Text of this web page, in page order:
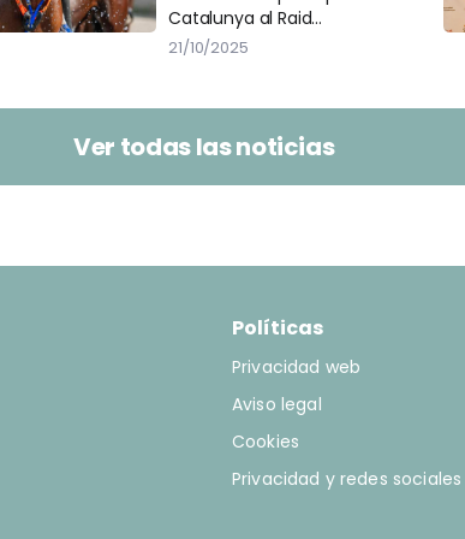
Catalunya al Raid
Interautonomies 2025. Els
21/10/2025
Ver todas las noticias
Políticas
Privacidad web
Aviso legal
Cookies
Privacidad y redes sociales